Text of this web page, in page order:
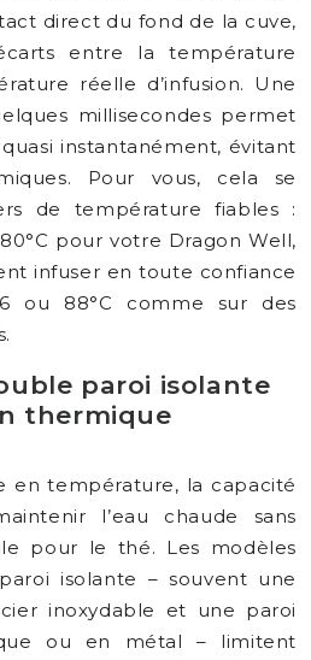
direct du fond de la cuve,
entre la température
réelle d’infusion. Une
millisecondes permet
instantanément, évitant
Pour vous, cela se
de température fiables :
pour votre Dragon Well,
infuser en toute confiance
ou 88°C comme sur des
paroi isolante
thermique
en température, la capacité
l’eau chaude sans
pour le thé. Les modèles
isolante – souvent une
inoxydable et une paroi
ou en métal – limitent